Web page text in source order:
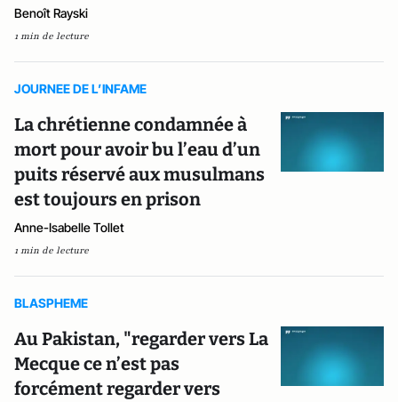
Benoît Rayski
1 min de lecture
JOURNEE DE L’INFAME
La chrétienne condamnée à
mort pour avoir bu l’eau d’un
puits réservé aux musulmans
est toujours en prison
Anne-Isabelle Tollet
1 min de lecture
BLASPHEME
Au Pakistan, "regarder vers La
Mecque ce n’est pas
forcément regarder vers